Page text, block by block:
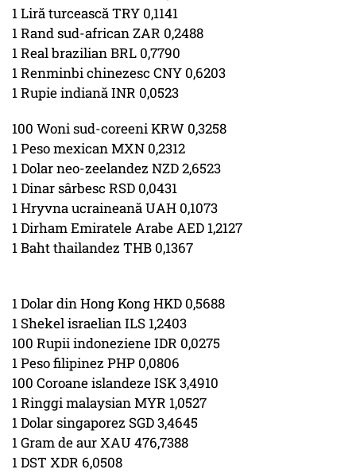
1 Liră turcească TRY 0,1141
1 Rand sud-african ZAR 0,2488
1 Real brazilian BRL 0,7790
1 Renminbi chinezesc CNY 0,6203
1 Rupie indiană INR 0,0523
100 Woni sud-coreeni KRW 0,3258
1 Peso mexican MXN 0,2312
1 Dolar neo-zeelandez NZD 2,6523
1 Dinar sârbesc RSD 0,0431
1 Hryvna ucraineană UAH 0,1073
1 Dirham Emiratele Arabe AED 1,2127
1 Baht thailandez THB 0,1367
1 Dolar din Hong Kong HKD 0,5688
1 Shekel israelian ILS 1,2403
100 Rupii indoneziene IDR 0,0275
1 Peso filipinez PHP 0,0806
100 Coroane islandeze ISK 3,4910
1 Ringgi malaysian MYR 1,0527
1 Dolar singaporez SGD 3,4645
1 Gram de aur XAU 476,7388
1 DST XDR 6,0508